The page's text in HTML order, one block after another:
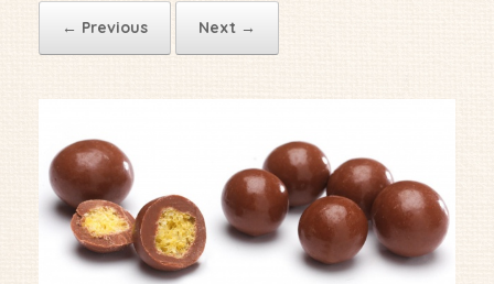
← Previous
Next →